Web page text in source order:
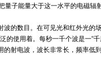
量子能量大于这一水平的电磁辐
波的数目。在可见光和红外光的
的使用着。每秒一千个波是一“千
的射电波，波长非常长，频率低